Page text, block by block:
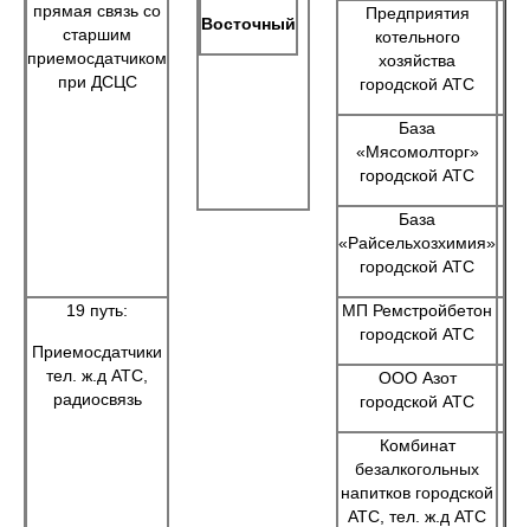
Восточный
прямая связь со
старшим
приемосдатчиком
при ДСЦС
Предприятия
котельного
хозяйства
городской АТС
База
«Мясомолторг»
городской АТС
База
«Райсельхозхимия»
городской АТС
19 путь:
Приемосдатчики
тел. ж.д АТС,
радиосвязь
МП Ремстройбетон
городской АТС
ООО Азот
городской АТС
Комбинат
безалкогольных
напитков городской
АТС, тел. ж.д АТС